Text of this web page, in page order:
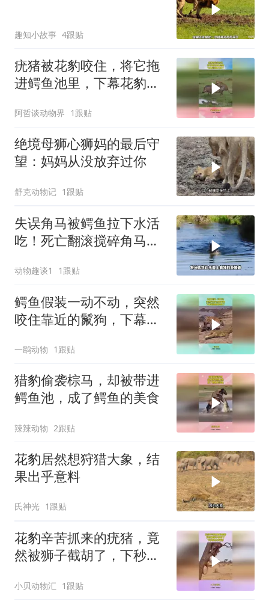
趣知小故事 4跟贴
疣猪被花豹咬住，将它拖
进鳄鱼池里，下幕花豹跑
阿哲谈动物界 1跟贴
绝境母狮心狮妈的最后守
望：妈妈从没放弃过你
舒克动物记 1跟贴
失误角马被鳄鱼拉下水活
吃！死亡翻滚搅碎角马反
动物趣谈1 1跟贴
鳄鱼假装一动不动，突然
咬住靠近的鬣狗，下幕鬣
一鹞动物 1跟贴
猎豹偷袭棕马，却被带进
鳄鱼池，成了鳄鱼的美食
辣辣动物 2跟贴
花豹居然想狩猎大象，结
果出乎意料
氏神光 1跟贴
花豹辛苦抓来的疣猪，竟
然被狮子截胡了，下秒根
小贝动物汇 1跟贴